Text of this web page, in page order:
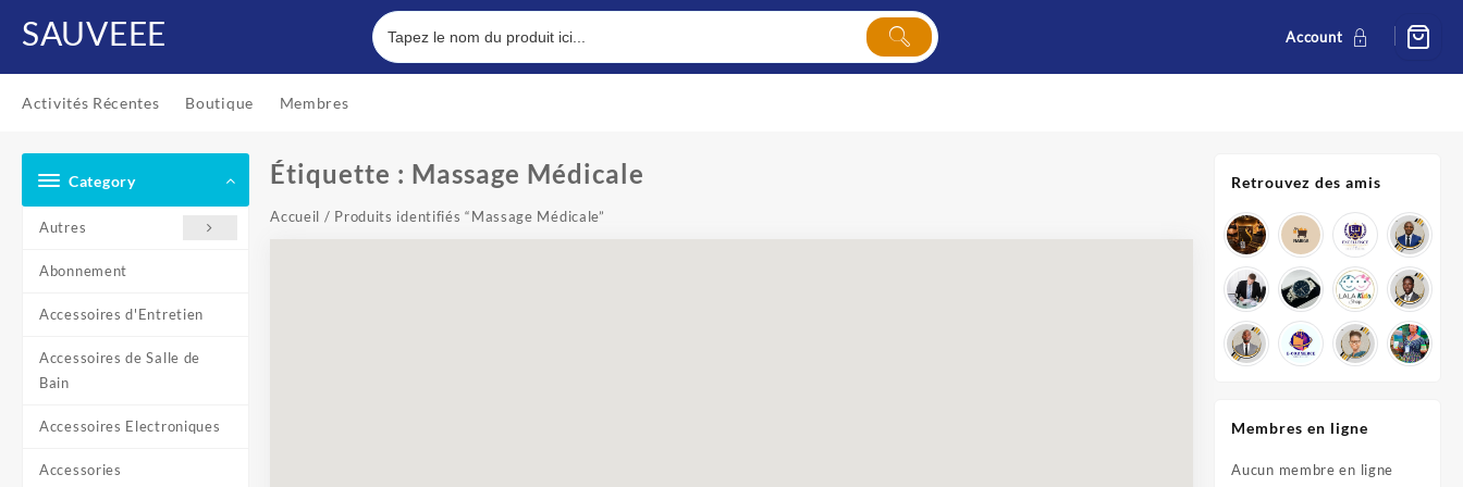
SAUVEEE Account
Activités Récentes Boutique Membres
Category
Autres
Abonnement
Accessoires d'Entretien
Accessoires de Salle de
Bain
Accessoires Electroniques
Accessories
Étiquette : Massage Médicale
Accueil / Produits identifiés “Massage Médicale”
Retrouvez des amis
Membres en ligne
Aucun membre en ligne